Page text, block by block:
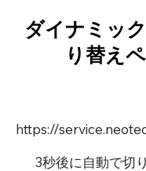
ダイナミッ
り替え
3秒後に自動で切